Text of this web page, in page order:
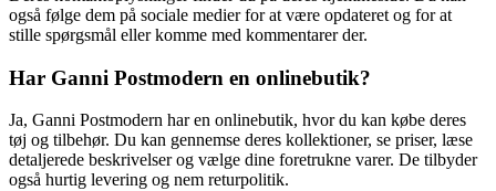
også følge dem på sociale medier for at være opdateret og for at
stille spørgsmål eller komme med kommentarer der.
Har Ganni Postmodern en onlinebutik?
Ja, Ganni Postmodern har en onlinebutik, hvor du kan købe deres
tøj og tilbehør. Du kan gennemse deres kollektioner, se priser, læse
detaljerede beskrivelser og vælge dine foretrukne varer. De tilbyder
også hurtig levering og nem returpolitik.